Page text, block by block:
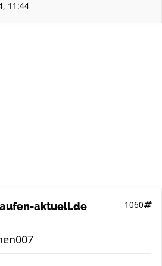
11:44
aktuell.de
1060